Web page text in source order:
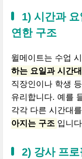
1) 시간과
연한 구조
윌메이트는 수업
하는 요일과 시간
직장인이나 학생
유리합니다. 예를
각각 다른 시간대
아지는 구조 입니
2) 강사 프